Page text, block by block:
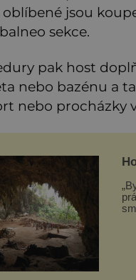
oblíbené jsou
sekce.
pak host
nebo bazénu a
nebo procházky